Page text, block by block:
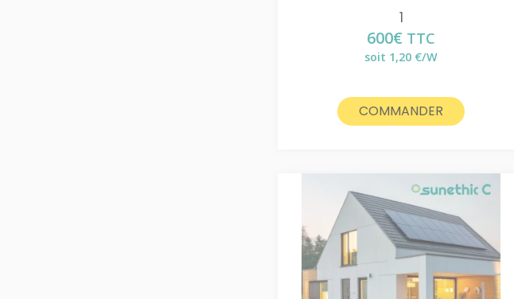
1
600€ TTC
soit 1,20 €/W
COMMANDER